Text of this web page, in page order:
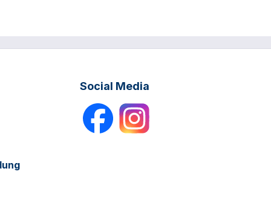
Social Media